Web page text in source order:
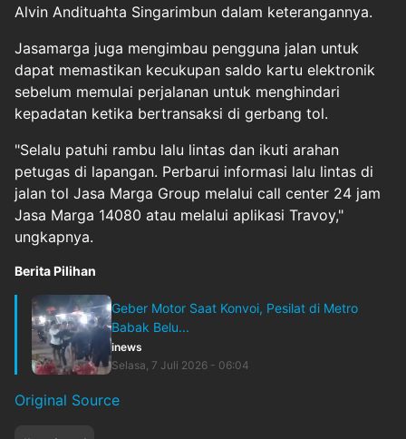
Alvin Andituahta Singarimbun dalam keterangannya.
Jasamarga juga mengimbau pengguna jalan untuk
dapat memastikan kecukupan saldo kartu elektronik
sebelum memulai perjalanan untuk menghindari
kepadatan ketika bertransaksi di gerbang tol.
"Selalu patuhi rambu lalu lintas dan ikuti arahan
petugas di lapangan. Perbarui informasi lalu lintas di
jalan tol Jasa Marga Group melalui call center 24 jam
Jasa Marga 14080 atau melalui aplikasi Travoy,"
ungkapnya.
Berita Pilihan
Geber Motor Saat Konvoi, Pesilat di Metro
Babak Belu...
inews
Selasa, 7 Juli 2026 - 06:04
Original Source